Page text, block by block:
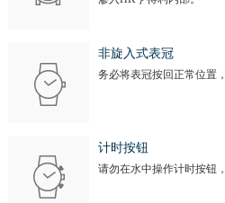
非旋入式表冠
务必将表冠按回正常位置
计时按钮
请勿在水中操作计时按钮